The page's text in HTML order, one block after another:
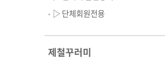
▷ 단체회원전용
제철꾸러미